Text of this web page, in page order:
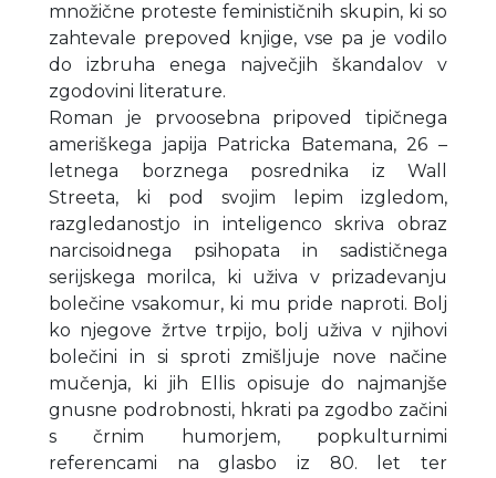
množične proteste feminističnih skupin, ki so
zahtevale prepoved knjige, vse pa je vodilo
do izbruha enega največjih škandalov v
zgodovini literature.
Roman je prvoosebna pripoved tipičnega
ameriškega japija Patricka Batemana, 26 –
letnega borznega posrednika iz Wall
Streeta, ki pod svojim lepim izgledom,
razgledanostjo in inteligenco skriva obraz
narcisoidnega psihopata in sadističnega
serijskega morilca, ki uživa v prizadevanju
bolečine vsakomur, ki mu pride naproti. Bolj
ko njegove žrtve trpijo, bolj uživa v njihovi
bolečini in si sproti zmišljuje nove načine
mučenja, ki jih Ellis opisuje do najmanjše
gnusne podrobnosti, hkrati pa zgodbo začini
s črnim humorjem, popkulturnimi
referencami na glasbo iz 80. let ter